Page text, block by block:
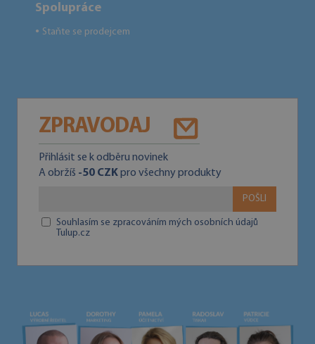
Spolupráce
● Staňte se prodejcem
ZPRAVODAJ
Přihlásit se k odběru novinek
A obržíš -50 CZKpro všechny produkty
POŠLI
Souhlasím se zpracováním mých osobních údajů
Tulup.cz